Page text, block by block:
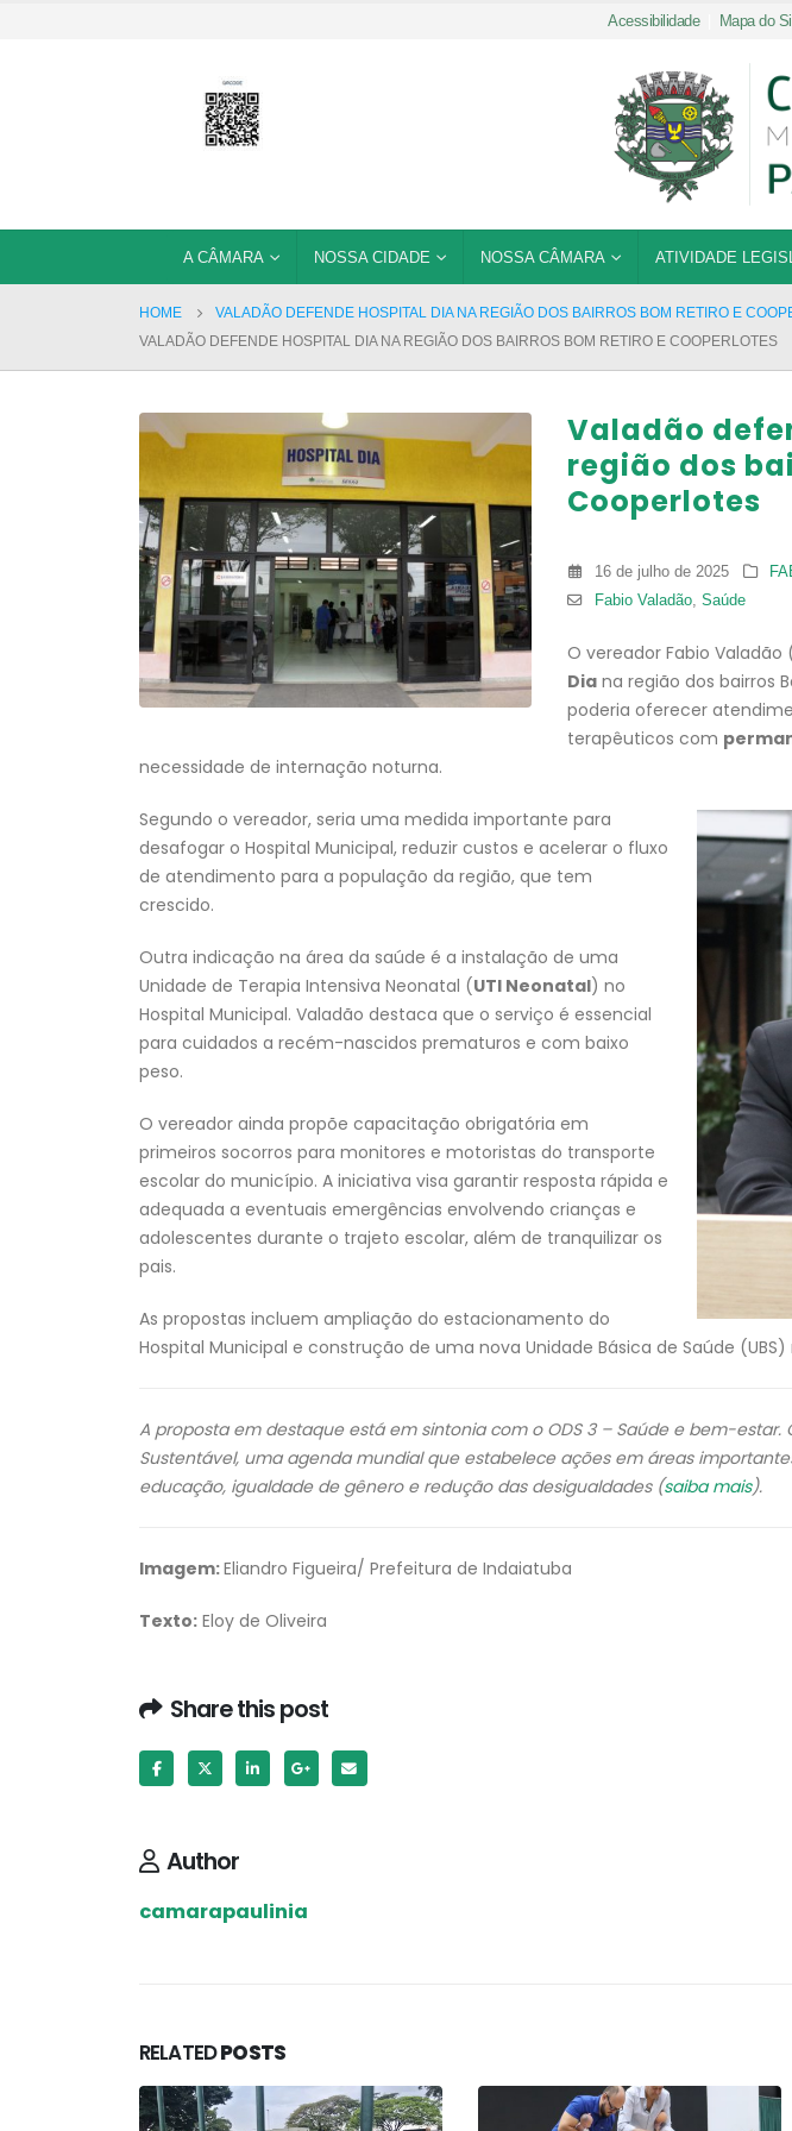
Acessibilidade| Mapa do
A CÂMARA NOSSA CIDADE NOSSA CÂMARA ATIVIDADE
HOME VALADÃO DEFENDE HOSPITAL DIA NA REGIÃO DOS BAIRROS BOM RETIRO E
VALADÃO DEFENDE HOSPITAL DIA NA REGIÃO DOS BAIRROS BOM RETIRO E COOPERLOTES
Valadão
região dos
Cooperlotes
16 de julho de 2025
Fabio Valadão, Saúde
O vereador Fabio
Dia na região dos bairros
poderia oferecer
terapêuticos com
necessidade de internação noturna.
Segundo o vereador, seria uma medida importante para
desafogar o Hospital Municipal, reduzir custos e acelerar o fluxo
de atendimento para a população da região, que tem
crescido.
Outra indicação na área da saúde é a instalação de uma
Unidade de Terapia Intensiva Neonatal (UTI Neonatal) no
Hospital Municipal. Valadão destaca que o serviço é essencial
para cuidados a recém-nascidos prematuros e com baixo
peso.
O vereador ainda propõe capacitação obrigatória em
primeiros socorros para monitores e motoristas do transporte
escolar do município. A iniciativa visa garantir resposta rápida e
adequada a eventuais emergências envolvendo crianças e
adolescentes durante o trajeto escolar, além de tranquilizar os
pais.
As propostas incluem ampliação do estacionamento do
Hospital Municipal e construção de uma nova Unidade Básica de Saúde
A proposta em destaque está em sintonia com o ODS 3 – Saúde e bem-estar.
Sustentável, uma agenda mundial que estabelece ações em áreas
educação, igualdade de gênero e redução das desigualdades (saiba mais).
Imagem:Eliandro Figueira/ Prefeitura de Indaiatuba
Texto: Eloy de Oliveira
Share this post
Author
camarapaulinia
RELATEDPOSTS